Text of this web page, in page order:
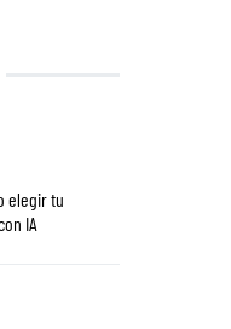
elegir tu
IA